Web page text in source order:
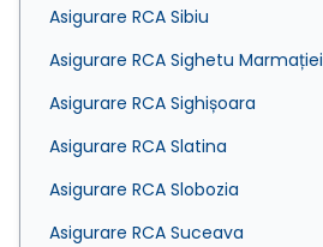
Asigurare RCA Sibiu
Asigurare RCA Sighetu Marmației
Asigurare RCA Sighișoara
Asigurare RCA Slatina
Asigurare RCA Slobozia
Asigurare RCA Suceava